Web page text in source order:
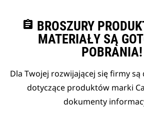
assignment BROSZURY
MATERIAŁY SĄ
POBRANIA!
Dla Twojej rozwijającej się firmy
dotyczące produktów marki
dokumenty